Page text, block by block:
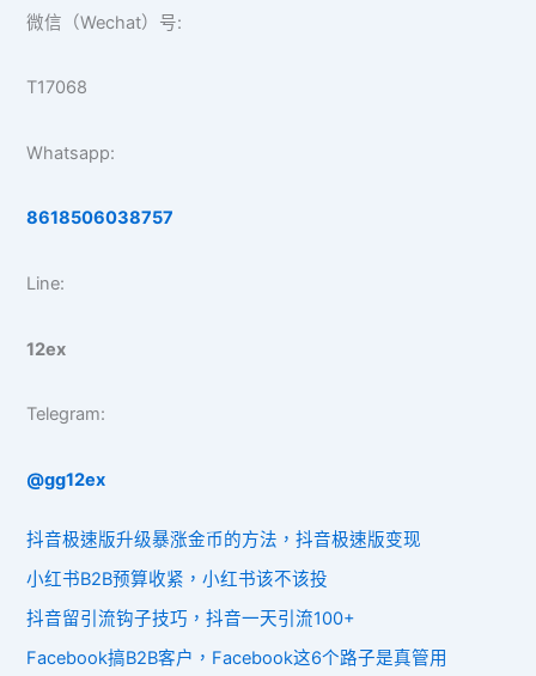
微信（Wechat）号:
T17068
Whatsapp:
8618506038757
Line:
12ex
Telegram:
@gg12ex
抖音极速版升级暴涨金币的方法，抖音极速版变现
小红书B2B预算收紧，小红书该不该投
抖音留引流钩子技巧，抖音一天引流100+
Facebook搞B2B客户，Facebook这6个路子是真管用